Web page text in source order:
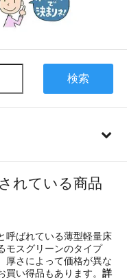
検索
れている商品
呼ばれている薄型軽量床
モスグリーンのタイプ
厚さによって価格が異な
い得品もあります。 詳